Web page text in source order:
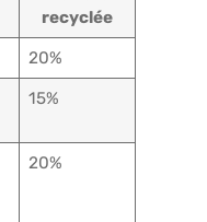
recyclée
20%
15%
20%